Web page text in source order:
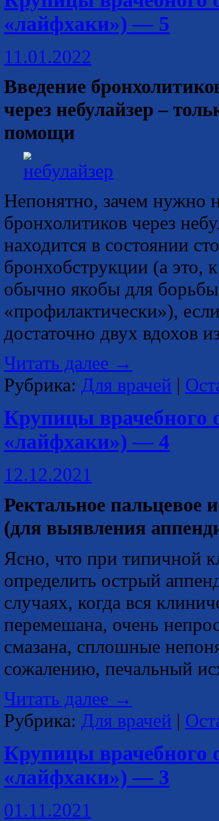
«лайфхаки») — 5
11.01.2022
Введение
через небулайзер –
помощи
Непонятно, зачем нужно
бронхолитиков через
находится в состоянии
бронхобструкции (а это,
обычно якобы для
«профилактически»),
достаточно двух вдохов
Читать далее →
Рубрика: Для врачей |
Крупицы врачебного
«лайфхаки») — 4
12.12.2021
Ректальное пальцевое
(для выявления
Ясно, что при типичной
определить острый
случаях, когда вся
перемешана, очень
смазана, сплошные
сожалению, печальный
Читать далее →
Рубрика: Для врачей |
Крупицы врачебного
«лайфхаки») — 3
01.11.2021